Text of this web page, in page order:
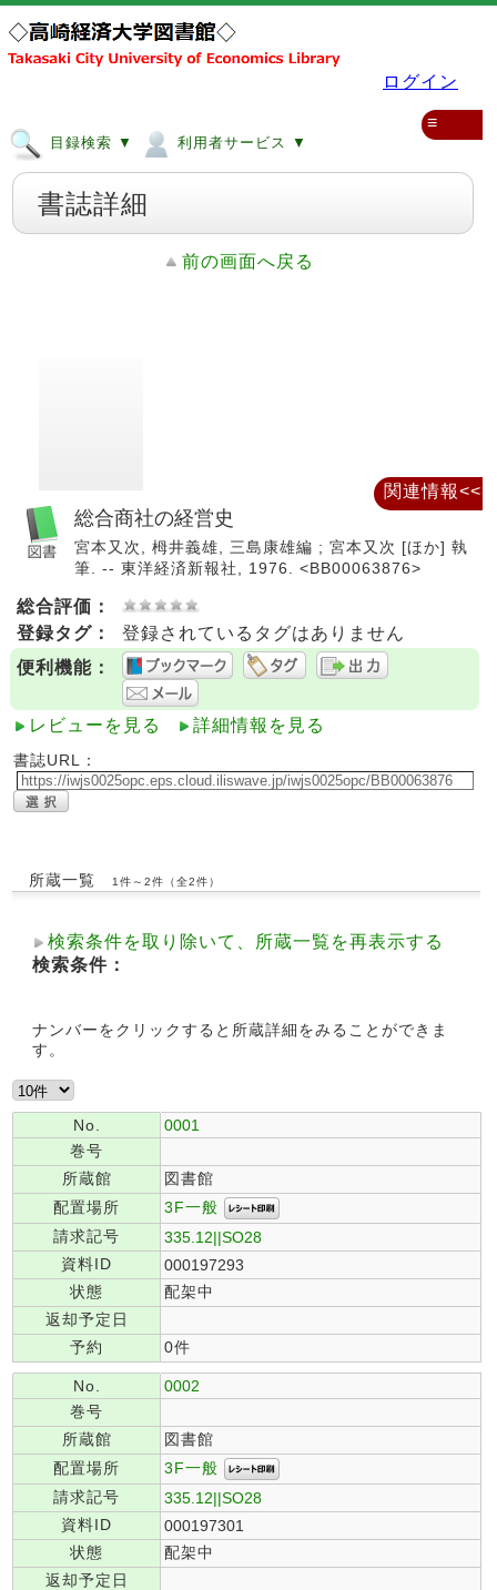
ログイン
目録検索 ▼ 利用者サービス ▼
≡
書誌詳細
前の画面へ戻る
総合商社の経営史
宮本又次, 栂井義雄, 三島康雄編 ; 宮本又次 [ほか] 執
筆. -- 東洋経済新報社, 1976. <BB00063876>
総合評価：
登録タグ：
登録されているタグはありません
便利機能：
レビューを見る 詳細情報を見る
書誌URL：
所蔵一覧 1件～2件（全2件）
検索条件を取り除いて、所蔵一覧を再表示する
検索条件：
ナンバーをクリックすると所蔵詳細をみることができま
す。
No.
0001
巻号
所蔵館
図書館
配置場所
3F一般
請求記号
335.12||SO28
資料ID
000197293
状態
配架中
返却予定日
予約
0件
No.
0002
巻号
所蔵館
図書館
配置場所
3F一般
請求記号
335.12||SO28
資料ID
000197301
状態
配架中
返却予定日
関連情報<<